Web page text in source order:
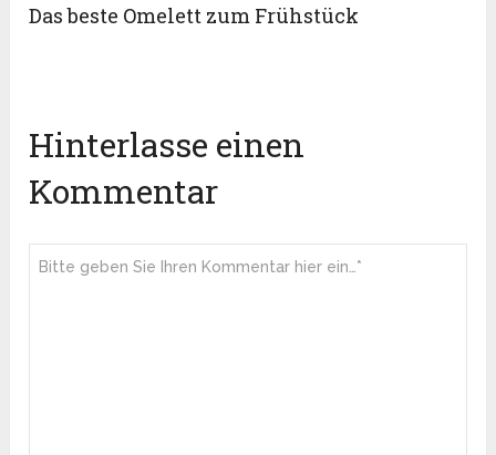
Das beste Omelett zum Frühstück
Hinterlasse einen
Kommentar